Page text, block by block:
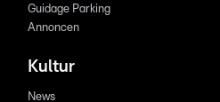
Guidage Parking
Annoncen
Kultur
News